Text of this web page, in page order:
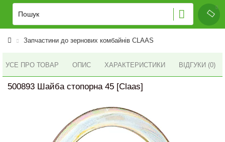
Запчастини до зернових комбайнів CLAAS
УСЕ ПРО ТОВАР ОПИС ХАРАКТЕРИСТИКИ ВІДГУКИ (0)
500893 Шайба стопорна 45 [Claas]